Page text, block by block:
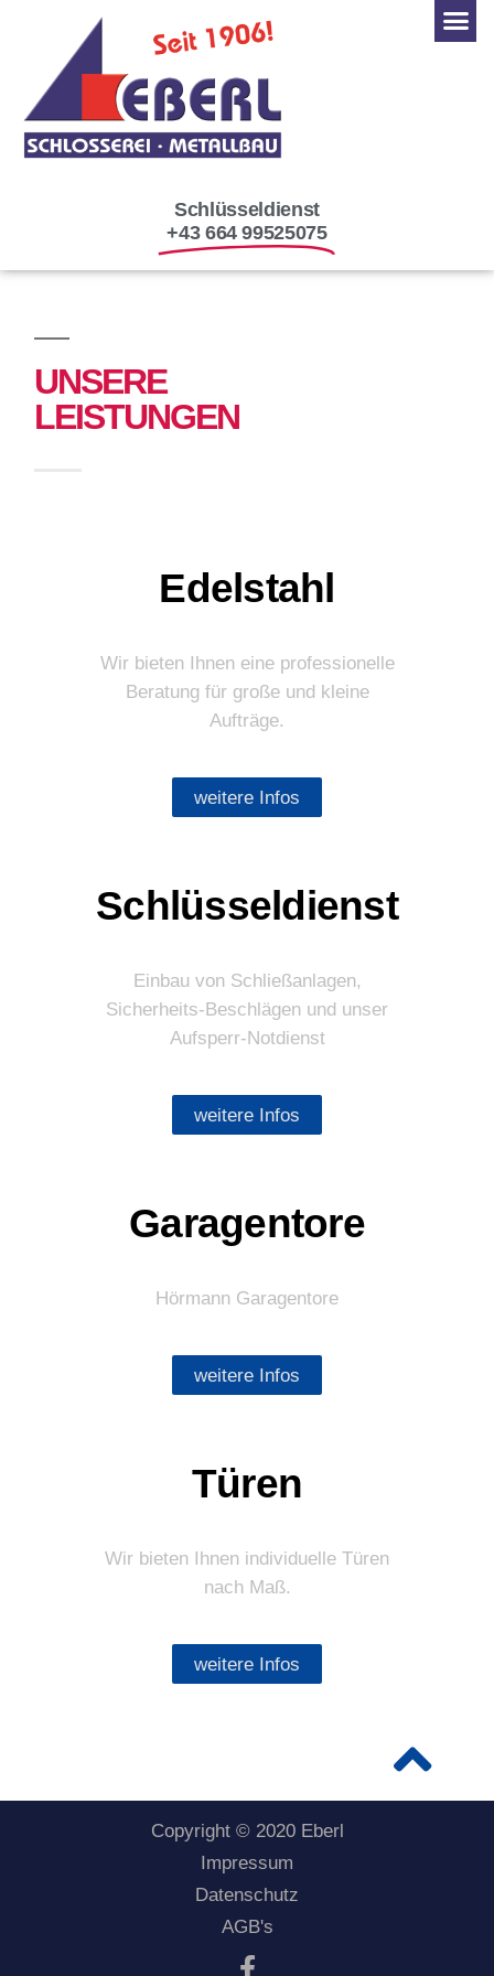
Schlüsseldienst
+43 664 99525075
UNSERE
LEISTUNGEN
Edelstahl
Wir bieten Ihnen eine professionelle
Beratung für große und kleine
Aufträge.
weitere Infos
Schlüsseldienst
Einbau von Schließanlagen,
Sicherheits-Beschlägen und unser
Aufsperr-Notdienst
weitere Infos
Garagentore
Hörmann Garagentore
weitere Infos
Türen
Wir bieten Ihnen individuelle Türen
nach Maß.
weitere Infos
Copyright © 2020 Eberl
Impressum
Datenschutz
AGB's